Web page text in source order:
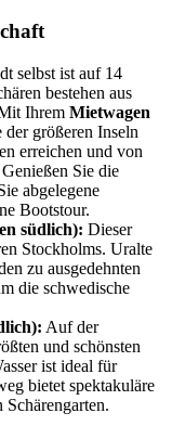
selbst ist auf 14
bestehen aus
Ihrem Mietwagen
größeren Inseln
erreichen und von
Sie die
abgelegene
Bootstour.
südlich): Dieser
Stockholms. Uralte
zu ausgedehnten
die schwedische
Auf der
und schönsten
ist ideal für
bietet spektakuläre